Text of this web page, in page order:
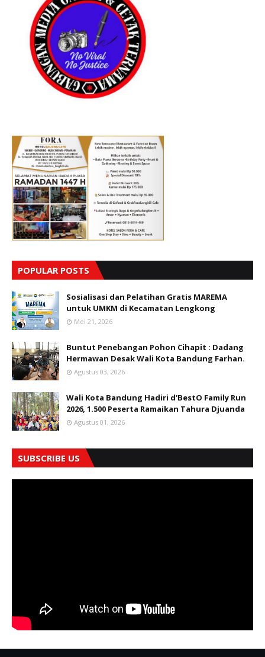
POPULAR POSTS
Sosialisasi dan Pelatihan Gratis MAREMA
untuk UMKM di Kecamatan Lengkong
Mei 21, 2026
Buntut Penebangan Pohon Cihapit : Dadang
Hermawan Desak Wali Kota Bandung Farhan.
Agustus 03, 2026
Wali Kota Bandung Hadiri d'BestO Family Run
2026, 1.500 Peserta Ramaikan Tahura Djuanda
Agustus 01, 2026
SUBSCRIBE US